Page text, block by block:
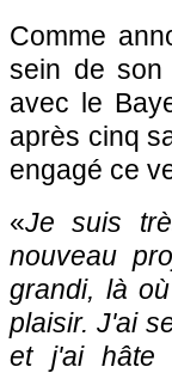
Comme
sein de son
avec le
après cinq
engagé ce
«Je suis
nouveau
grandi, là
plaisir. J'ai
et j'ai hâte